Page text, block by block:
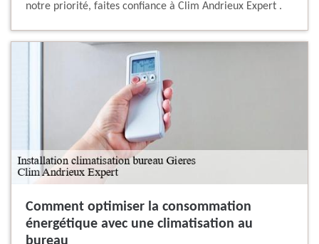
notre priorité, faites confiance à Clim Andrieux Expert .
Comment optimiser la consommation
énergétique avec une climatisation au